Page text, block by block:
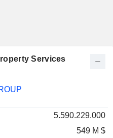
Services
5.590.229.000
549 M $